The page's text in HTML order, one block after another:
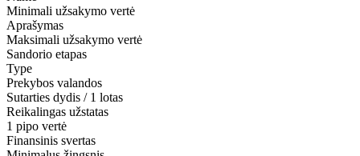
Minimali užsakymo vertė
Aprašymas
Maksimali užsakymo vertė
Sandorio etapas
Type
Prekybos valandos
Sutarties dydis / 1 lotas
Reikalingas užstatas
1 pipo vertė
Finansinis svertas